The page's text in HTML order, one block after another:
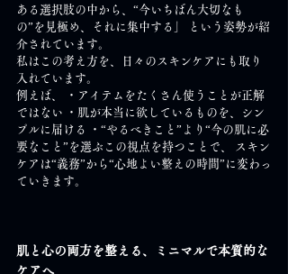
ある選択肢の中から、“今いちばん大切なも
の”を見極め、それに集中する」 という姿勢が紹
介されています。
私はこの考え方を、日々のスキンケアにも取り
入れています。
例えば、 ・アイテムをたくさん使うことが正解
ではない ・肌が本当に欲しているものを、シン
プルに届ける ・“やるべきこと”より“今の肌に必
要なこと”を選ぶこの視点を持つことで、 スキン
ケアは“義務”から“心地よい整えの時間”に変わっ
ていきます。
肌と心の両方を整える、ミニマルで本質的な
ケアへ